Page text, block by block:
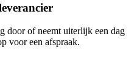
door of neemt uiterlijk een dag
voor een afspraak.